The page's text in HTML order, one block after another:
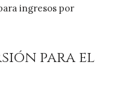
ingresos por
para el